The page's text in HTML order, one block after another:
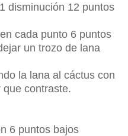
12 puntos
cada punto 6 puntos
un trozo de lana
la lana al cáctus con
contraste.
puntos bajos